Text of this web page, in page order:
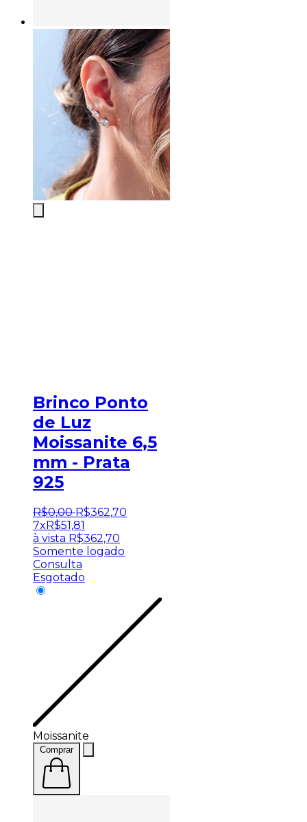
Brinco Ponto
de Luz
Moissanite 6,5
mm - Prata
925
R$0,00 R$362,70
7x R$51,81
à vista R$362,70
Somente logado
Consulta
Esgotado
Moissanite
Comprar